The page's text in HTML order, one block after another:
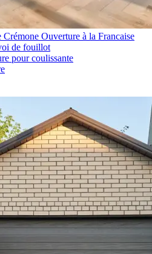
Crémone Ouverture à la Francaise
de fouillot
pour coulissante